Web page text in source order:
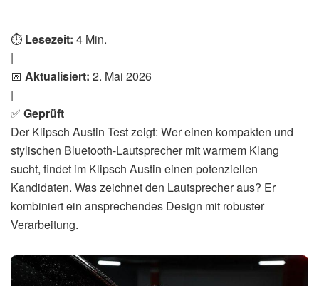
⏱️ Lesezeit: 4 Min.
|
📅 Aktualisiert: 2. Mai 2026
|
✅ Geprüft
Der Klipsch Austin Test zeigt: Wer einen kompakten und
stylischen Bluetooth-Lautsprecher mit warmem Klang
sucht, findet im Klipsch Austin einen potenziellen
Kandidaten. Was zeichnet den Lautsprecher aus? Er
kombiniert ein ansprechendes Design mit robuster
Verarbeitung.